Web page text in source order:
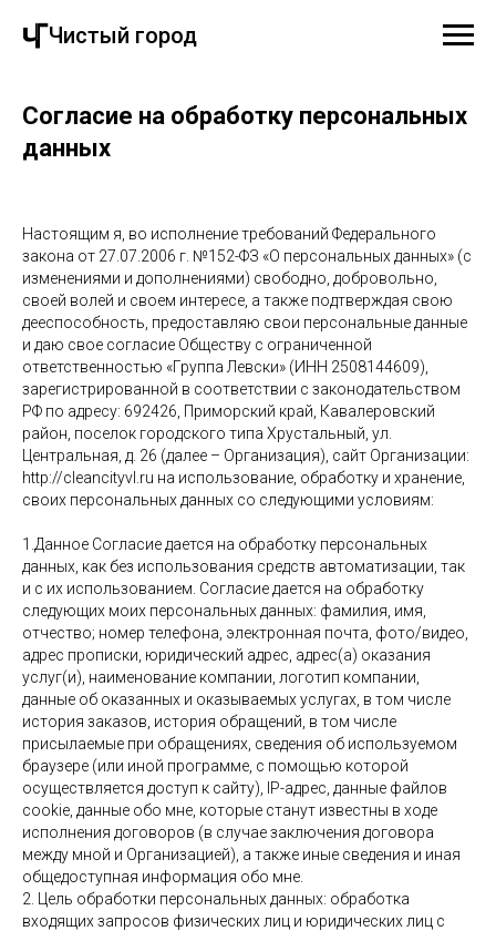
Чистый город
Чистый город
Согласие на обработку персональных
данных
Настоящим я, во исполнение требований Федерального
закона от 27.07.2006 г. №152-ФЗ «О персональных данных» (с
изменениями и дополнениями) свободно, добровольно,
своей волей и своем интересе, а также подтверждая свою
дееспособность, предоставляю свои персональные данные
и даю свое согласие Обществу с ограниченной
ответственностью «Группа Левски» (ИНН 2508144609),
зарегистрированной в соответствии с законодательством
РФ по адресу: 692426, Приморский край, Кавалеровский
район, поселок городского типа Хрустальный, ул.
Центральная, д. 26 (далее – Организация), сайт Организации:
http://cleancityvl.ru на использование, обработку и хранение,
своих персональных данных со следующими условиям:
1.Данное Согласие дается на обработку персональных
данных, как без использования средств автоматизации, так
и с их использованием. Согласие дается на обработку
следующих моих персональных данных: фамилия, имя,
отчество; номер телефона, электронная почта, фото/видео,
адрес прописки, юридический адрес, адрес(а) оказания
услуг(и), наименование компании, логотип компании,
данные об оказанных и оказываемых услугах, в том числе
история заказов, история обращений, в том числе
присылаемые при обращениях, сведения об используемом
браузере (или иной программе, с помощью которой
осуществляется доступ к сайту), IP-адрес, данные файлов
cookie, данные обо мне, которые станут известны в ходе
исполнения договоров (в случае заключения договора
между мной и Организацией), а также иные сведения и иная
общедоступная информация обо мне.
2. Цель обработки персональных данных: обработка
входящих запросов физических лиц и юридических лиц с